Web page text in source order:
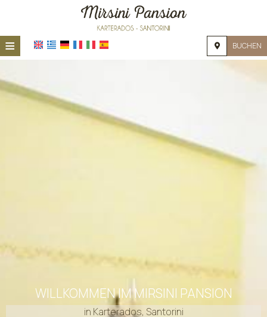
≡ BUCHEN
UNTERKUNFT
EINRICHTUNGEN
WILLKOMMEN IM MIRSINI PANSION
in Karterados, Santorini